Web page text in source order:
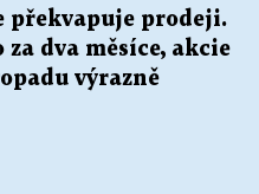
překvapuje prodeji.
dva měsíce, akcie
výrazně